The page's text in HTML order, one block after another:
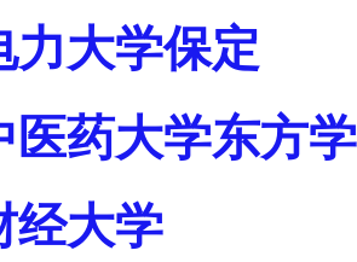
力大学保定
医药大学东方
经大学